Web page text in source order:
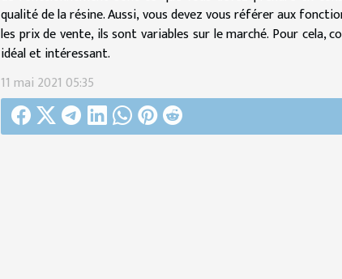
qualité de la résine. Aussi, vous devez vous référer aux
les prix de vente, ils sont variables sur le marché. Pour
idéal et intéressant.
11 mai 2021 05:35